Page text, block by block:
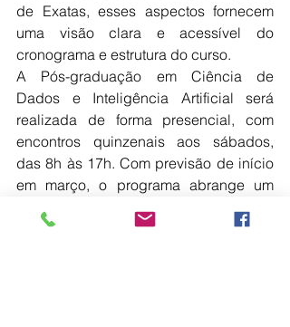
de Exatas, esses aspectos fornecem
uma visão clara e acessível do
cronograma e estrutura do curso.
A Pós-graduação em Ciência de
Dados e Inteligência Artificial será
realizada de forma presencial, com
encontros quinzenais aos sábados,
das 8h às 17h. Com previsão de início
em março, o programa abrange um
carga horária de 360 horas. O